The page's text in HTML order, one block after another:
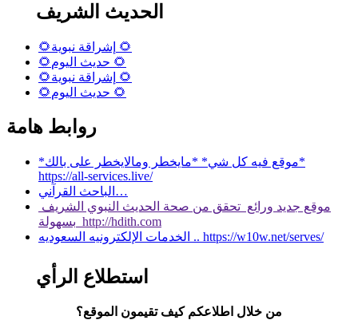
الحديث الشريف
🌻إشراقة نبوية 🌻
🌻حديث اليوم 🌻
🌻إشراقة نبوية 🌻
🌻حديث اليوم 🌻
روابط هامة
*موقع فيه كل شي* *مايخطر ومالايخطر على بالك*
https://all-services.live/
الباحث القرآني…
موقع جديد ورائع تحقق من صحة الحديث النبوي الشريف
بسهولة http://hdith.com
الخدمات الإلكترونيه السعوديه .. https://w10w.net/serves/
استطلاع الرأي
من خلال اطلاعكم كيف تقيمون الموقع؟